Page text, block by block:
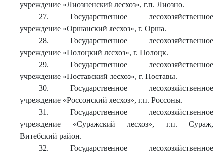
учреждение «Лиозненский лесхоз», г.п. Лиозно.
27. Государственное лесохозяйственное
учреждение «Оршанский лесхоз», г. Орша.
28. Государственное лесохозяйственное
учреждение «Полоцкий лесхоз», г. Полоцк.
29. Государственное лесохозяйственное
учреждение «Поставский лесхоз», г. Поставы.
30. Государственное лесохозяйственное
учреждение «Россонский лесхоз», г.п. Россоны.
31. Государственное лесохозяйственное
учреждение «Суражский лесхоз», г.п. Сураж,
Витебский район.
32. Государственное лесохозяйственное